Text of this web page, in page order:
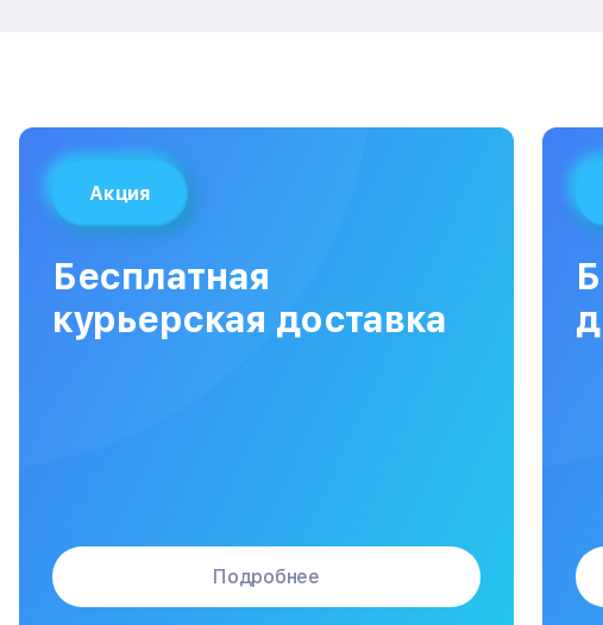
Замена платы лазерного модуля
Замена материнской платы
Сборка / разборка принтера
Акция
Бесплатная
курьерская доставка
Подробнее